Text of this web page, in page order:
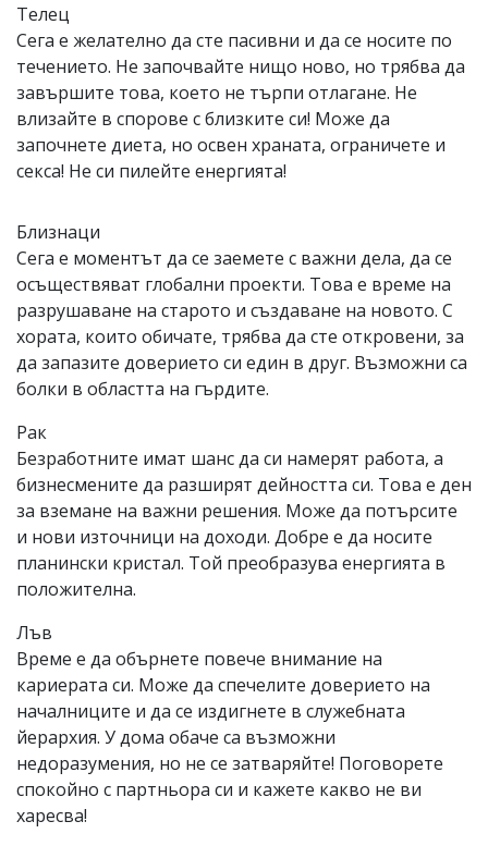
Телец
Сега е желателно да сте пасивни и да се носите по
течението. Не започвайте нищо ново, но трябва да
завършите това, което не търпи отлагане. Не
влизайте в спорове с близките си! Може да
започнете диета, но освен храната, ограничете и
секса! Не си пилейте енергията!
Близнаци
Сега е моментът да се заемете с важни дела, да се
осъществяват глобални проекти. Това е време на
разрушаване на старото и създаване на новото. С
хората, които обичате, трябва да сте откровени, за
да запазите доверието си един в друг. Възможни са
болки в областта на гърдите.
Рак
Безработните имат шанс да си намерят работа, а
бизнесмените да разширят дейността си. Това е ден
за вземане на важни решения. Може да потърсите
и нови източници на доходи. Добре е да носите
планински кристал. Той преобразува енергията в
положителна.
Лъв
Време е да обърнете повече внимание на
кариерата си. Може да спечелите доверието на
началниците и да се издигнете в служебната
йерархия. У дома обаче са възможни
недоразумения, но не се затваряйте! Поговорете
спокойно с партньора си и кажете какво не ви
харесва!